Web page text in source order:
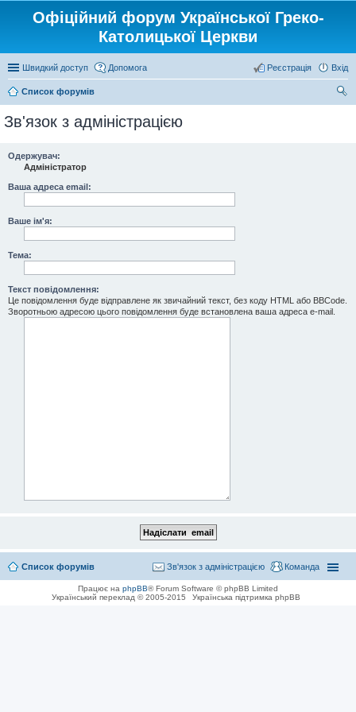
Офіційний форум Української Греко-
Католицької Церкви
Швидкий доступ Допомога Вхід
Реєстрація
Список форумів
Зв'язок з адміністрацією
Одержувач:
Адміністратор
Ваша адреса email:
Ваше ім'я:
Тема:
Текст повідомлення:
Це повідомлення буде відправлене як звичайний текст, без коду HTML або BBCode.
Зворотньою адресою цього повідомлення буде встановлена ваша адреса e-mail.
Список форумів Команда
Зв'язок з адміністрацією
Працює на phpBB® Forum Software © phpBB Limited
Український переклад © 2005-2015
Українська підтримка phpBB